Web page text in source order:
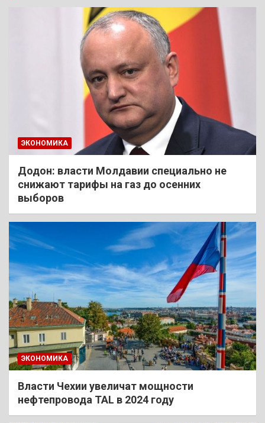
ЭКОНОМИКА
Додон: власти Молдавии специально не
снижают тарифы на газ до осенних
выборов
ЭКОНОМИКА
Власти Чехии увеличат мощности
нефтепровода TAL в 2024 году